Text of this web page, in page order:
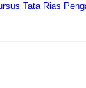
Tata Rias